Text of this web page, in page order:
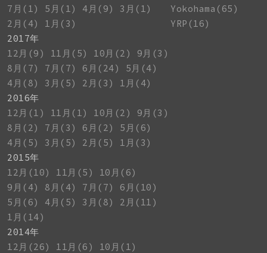
7月(1)
5月(1) 4月(9)
3月(1)
2月(4)
1月(3)
2017年
12月(9)
11月(5) 10月(2)
9月(3)
8月(7)
7月(7) 6月(24)
5月(4)
4月(8)
3月(5) 2月(3)
1月(4)
2016年
12月(1)
11月(1) 10月(2)
9月(3)
8月(2)
7月(3) 6月(2)
5月(6)
4月(5)
3月(5) 2月(5)
1月(3)
2015年
12月(10)
11月(5)
10月(6)
9月(4)
8月(4) 7月(7)
6月(10)
5月(6)
4月(5) 3月(8)
2月(11)
1月(14)
2014年
12月(26)
11月(6)
10月(1)
Yokohama(65)
YRP(16)